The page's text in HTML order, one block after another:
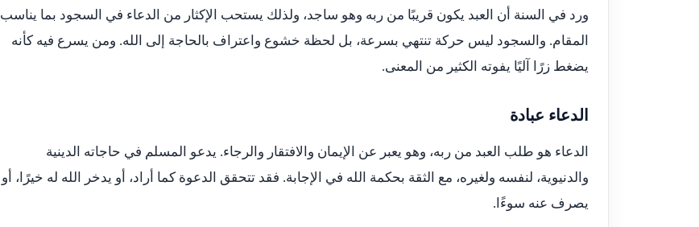
ورد في السنة أن العبد يكون قريبًا من ربه وهو ساجد، ولذلك يستحب الإكثار من الدعاء في السجود بما يناسب
المقام. والسجود ليس حركة تنتهي بسرعة، بل لحظة خشوع واعتراف بالحاجة إلى الله. ومن يسرع فيه كأنه
يضغط زرًا آليًا يفوته الكثير من المعنى.
الدعاء عبادة
الدعاء هو طلب العبد من ربه، وهو يعبر عن الإيمان والافتقار والرجاء. يدعو المسلم في حاجاته الدينية
والدنيوية، لنفسه ولغيره، مع الثقة بحكمة الله في الإجابة. فقد تتحقق الدعوة كما أراد، أو يدخر الله له خيرًا، أو
يصرف عنه سوءًا.